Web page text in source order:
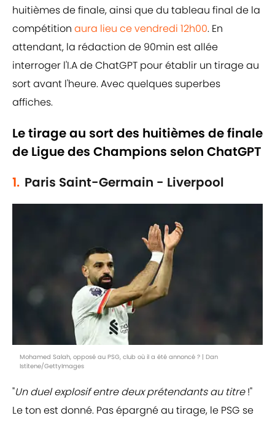
huitièmes de finale, ainsi que du tableau final de la
compétition aura lieu ce vendredi 12h00. En
attendant, la rédaction de 90min est allée
interroger l'I.A de ChatGPT pour établir un tirage au
sort avant l'heure. Avec quelques superbes
affiches.
Le tirage au sort des huitièmes de finale
de Ligue des Champions selon ChatGPT
1. Paris Saint-Germain - Liverpool
Mohamed Salah, opposé au PSG, club où il a été annoncé ? | Dan
Istitene/GettyImages
"Un duel explosif entre deux prétendants au titre!"
Le ton est donné. Pas épargné au tirage, le PSG se